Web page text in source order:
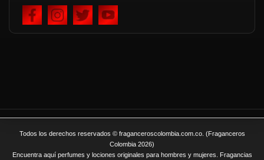
Todos los derechos reservados © fraganceroscolombia.com.co. (Fraganceros
Colombia 2026)
Encuentra aquí perfumes y lociones originales para hombres y mujeres. Fragancias